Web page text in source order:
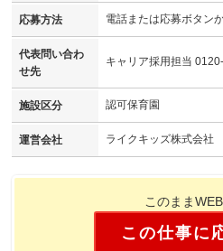
応募方法 電話または応募ボタン
代表問い合わ
せ先
キャリア採用担当
施設区分 認可保育園
運営会社 ライクキッズ株式会社
このまま
この仕事に